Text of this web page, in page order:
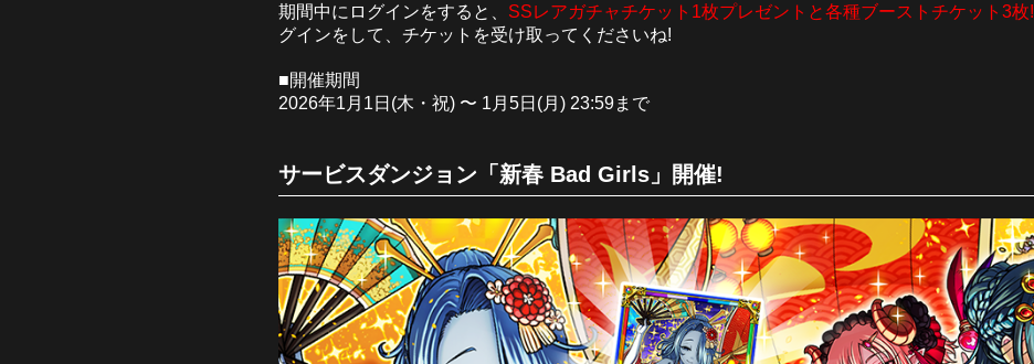
期間中にログインをすると、 SSレアガチャチケット1枚プレゼントと各種ブーストチケット3枚!
グインをして、チケットを受け取ってくださいね!
■開催期間
2026年1月1日(木・祝) 〜 1月5日(月) 23:59まで
サービスダンジョン「新春 Bad Girls」開催!